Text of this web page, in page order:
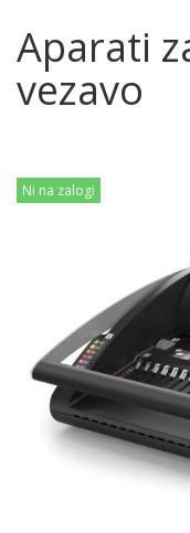
Aparati
vezavo
Ni na zalogi